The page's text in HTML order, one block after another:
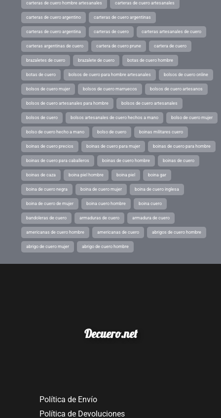
carteras de cuero hombre artesanales carteras de cuero artesanales
carteras de cuero argentino carteras de cuero argentinas
carteras de cuero argentina carteras de cuero carteras artesanales de cuero
carteras argentinas de cuero cartera de cuero prune cartera de cuero
brazaletes de cuero brazalete de cuero botas de cuero hombre
botas de cuero bolsos de cuero para hombre artesanales bolsos de cuero online
bolsos de cuero mujer bolsos de cuero marruecos bolsos de cuero artesanos
bolsos de cuero artesanales para hombre bolsos de cuero artesanales
bolsos de cuero bolsos artesanales de cuero hechos a mano bolso de cuero mujer
bolso de cuero hecho a mano bolso de cuero boinas militares cuero
boinas de cuero precios boinas de cuero para mujer boinas de cuero para hombre
boinas de cuero para caballeros boinas de cuero hombre boinas de cuero
boinas de caza boina piel hombre boina piel boina gar
boina de cuero negra boina de cuero mujer boina de cuero inglesa
boina de cuero de mujer boina cuero hombre boina cuero
bandoleras de cuero armaduras de cuero armadura de cuero
americanas de cuero hombre americanas de cuero abrigos de cuero hombre
abrigo de cuero mujer abrigo de cuero hombre
Decuero.net
Política de Envío
Política de Devoluciones